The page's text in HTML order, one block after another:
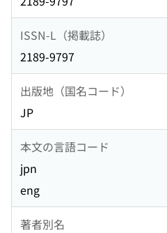
ISSN-L（掲載誌）
2189-9797
出版地（国名コード）
JP
本文の言語コード
jpn
eng
著者別名